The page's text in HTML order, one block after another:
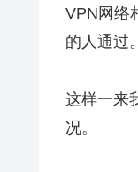
VPN网络
的人通过。
这样一来
况。